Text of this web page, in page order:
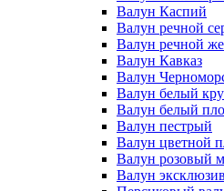
Валун Каспий
Валун речной
Валун речной
Валун Кавказ
Валун
Валун белый
Валун белый
Валун пестрый
Валун цветной
Валун розовый
Валун